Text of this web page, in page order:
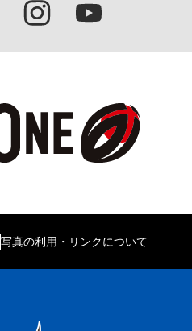
写真の利用・リンクについて